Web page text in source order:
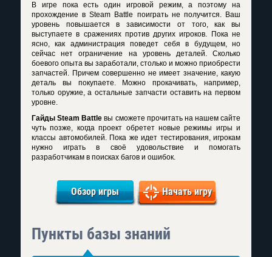
В игре пока есть один игровой режим, а поэтому на
прохождение в Steam Battle поиграть не получится. Ваш
уровень повышается в зависимости от того, как вы
выступаете в сражениях против других игроков. Пока не
ясно, как администрация поведет себя в будущем, но
сейчас нет ограничение на уровень деталей. Сколько
боевого опыта вы заработали, столько и можно приобрести
запчастей. Причем совершенно не имеет значение, какую
деталь вы покупаете. Можно прокачивать, например,
только оружие, а остальные запчасти оставить на первом
уровне.
Гайды Steam Battle вы сможете прочитать на нашем сайте
чуть позже, когда проект обретет новые режимы игры и
классы автомобилей. Пока же идет тестирования, игрокам
нужно играть в своё удовольствие и помогать
разработчикам в поисках багов и ошибок.
Обзор игры Начать игру
Пункты базы знаний